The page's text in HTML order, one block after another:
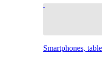
Smartphones,